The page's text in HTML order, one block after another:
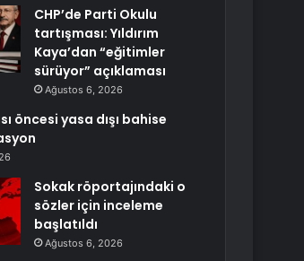
CHP’de Parti Okulu
tartışması: Yıldırım
Kaya’dan “eğitimler
sürüyor” açıklaması
Ağustos 6, 2026
öncesi yasa dışı bahise
Sokak röportajındaki o
sözler için inceleme
başlatıldı
Ağustos 6, 2026